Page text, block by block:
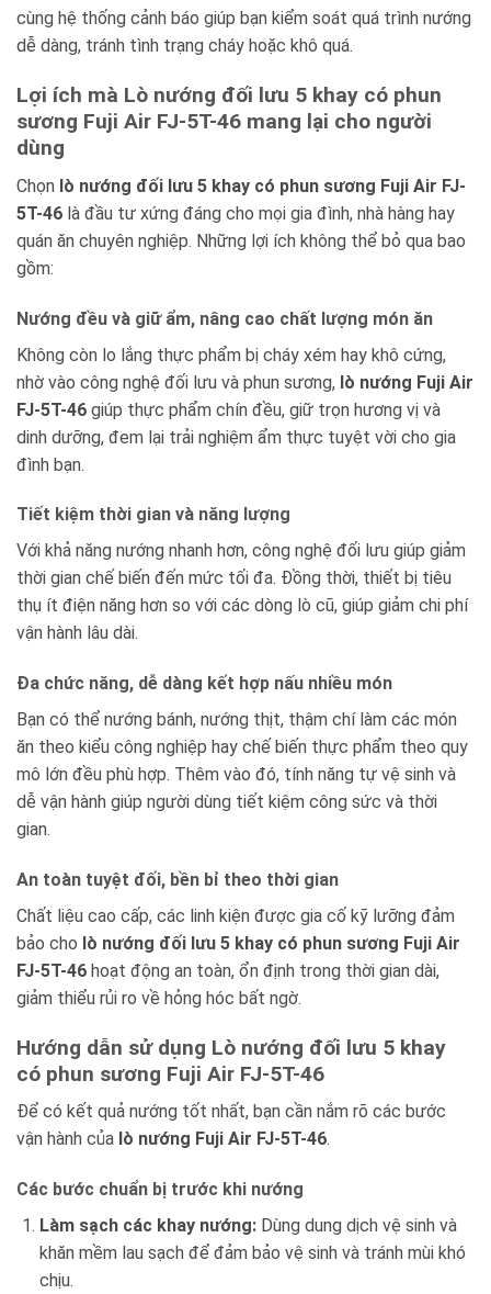
cùng hệ thống cảnh báo giúp bạn kiểm soát quá trình nướng
dễ dàng, tránh tình trạng cháy hoặc khô quá.
Lợi ích mà Lò nướng đối lưu 5 khay có phun
sương Fuji Air FJ-5T-46 mang lại cho người
dùng
Chọn lò nướng đối lưu 5 khay có phun sương Fuji Air FJ-
5T-46 là đầu tư xứng đáng cho mọi gia đình, nhà hàng hay
quán ăn chuyên nghiệp. Những lợi ích không thể bỏ qua bao
gồm:
Nướng đều và giữ ẩm, nâng cao chất lượng món ăn
Không còn lo lắng thực phẩm bị cháy xém hay khô cứng,
nhờ vào công nghệ đối lưu và phun sương, lò nướng Fuji Air
FJ-5T-46 giúp thực phẩm chín đều, giữ trọn hương vị và
dinh dưỡng, đem lại trải nghiệm ẩm thực tuyệt vời cho gia
đình bạn.
Tiết kiệm thời gian và năng lượng
Với khả năng nướng nhanh hơn, công nghệ đối lưu giúp giảm
thời gian chế biến đến mức tối đa. Đồng thời, thiết bị tiêu
thụ ít điện năng hơn so với các dòng lò cũ, giúp giảm chi phí
vận hành lâu dài.
Đa chức năng, dễ dàng kết hợp nấu nhiều món
Bạn có thể nướng bánh, nướng thịt, thậm chí làm các món
ăn theo kiểu công nghiệp hay chế biến thực phẩm theo quy
mô lớn đều phù hợp. Thêm vào đó, tính năng tự vệ sinh và
dễ vận hành giúp người dùng tiết kiệm công sức và thời
gian.
An toàn tuyệt đối, bền bỉ theo thời gian
Chất liệu cao cấp, các linh kiện được gia cố kỹ lưỡng đảm
bảo cho lò nướng đối lưu 5 khay có phun sương Fuji Air
FJ-5T-46 hoạt động an toàn, ổn định trong thời gian dài,
giảm thiểu rủi ro về hỏng hóc bất ngờ.
Hướng dẫn sử dụng Lò nướng đối lưu 5 khay
có phun sương Fuji Air FJ-5T-46
Để có kết quả nướng tốt nhất, bạn cần nắm rõ các bước
vận hành của lò nướng Fuji Air FJ-5T-46.
Các bước chuẩn bị trước khi nướng
Làm sạch các khay nướng:Dùng dung dịch vệ sinh và
khăn mềm lau sạch để đảm bảo vệ sinh và tránh mùi khó
chịu.